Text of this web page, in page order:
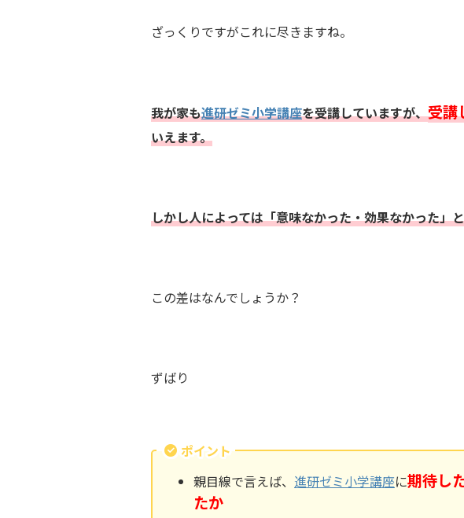
ざっくりですがこれに尽きますね。
我が家も進研ゼミ小学講座を受講していますが、受講
いえます。
しかし人によっては「意味なかった・効果なかった」
この差はなんでしょうか？
ずばり
ポイント
親目線で言えば、 進研ゼミ小学講座に期待し
たか